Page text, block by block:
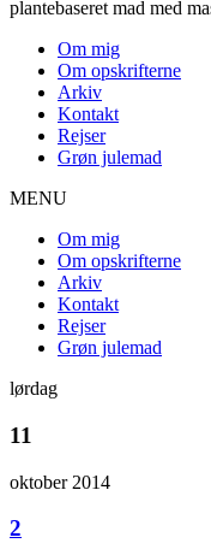
plantebaseret mad med
Om mig
Om opskrifterne
Arkiv
Kontakt
Rejser
Grøn julemad
MENU
Om mig
Om opskrifterne
Arkiv
Kontakt
Rejser
Grøn julemad
lørdag
11
oktober 2014
2